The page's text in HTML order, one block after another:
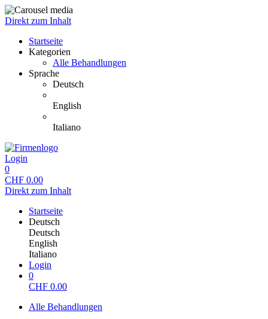
Direkt zum Inhalt
Startseite
Kategorien
Alle Behandlungen
Sprache
Deutsch
English
Italiano
Login
0
CHF 0.00
Direkt zum Inhalt
Startseite
Deutsch
Deutsch
English
Italiano
Login
0
CHF 0.00
Alle Behandlungen